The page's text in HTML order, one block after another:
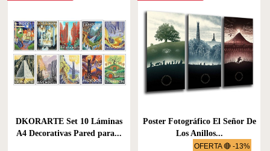
DKORARTE Set 10 Láminas
A4 Decorativas Pared para...
OFERTA 🔴 -13%
Poster Fotográfico El Señor De
Los Anillos...